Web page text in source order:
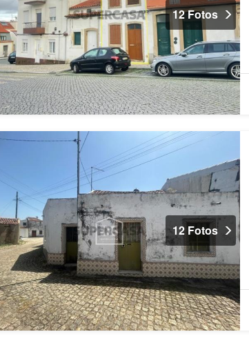
12 Fotos
12 Fotos